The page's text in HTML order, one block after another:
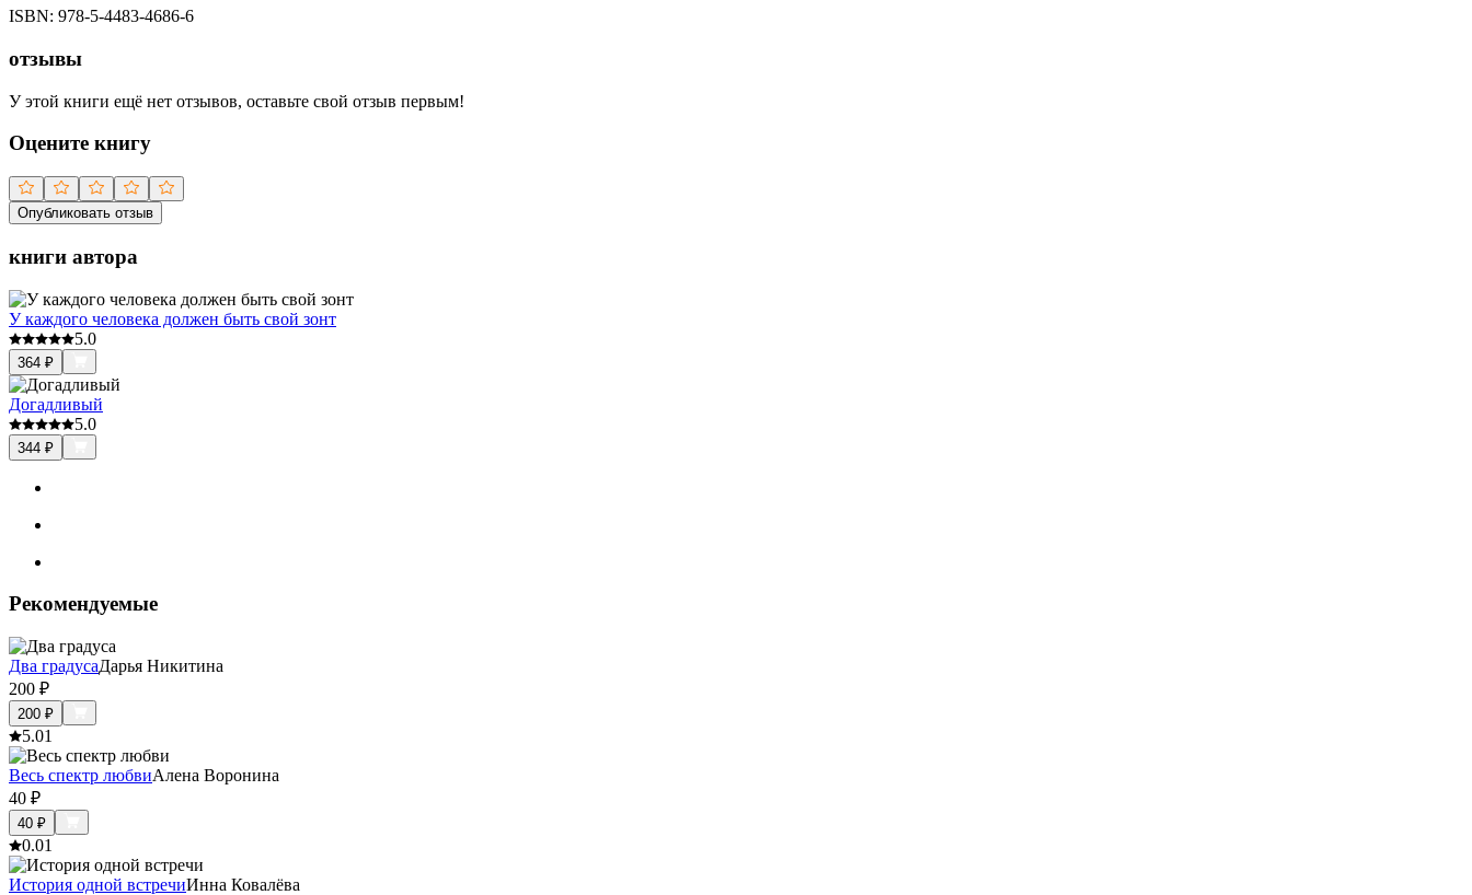
ISBN: 978-5-4483-4686-6
отзывы
У этой книги ещё нет отзывов, оставьте свой отзыв первым!
Оцените книгу
Опубликовать отзыв
книги автора
У каждого человека должен быть свой зонт
5.0
364 ₽
Догадливый
5.0
344 ₽
Рекомендуемые
Два градусаДарья Никитина
200 ₽
200 ₽
5.01
Весь спектр любвиАлена Воронина
40 ₽
40 ₽
0.01
История одной встречиИнна Ковалёва